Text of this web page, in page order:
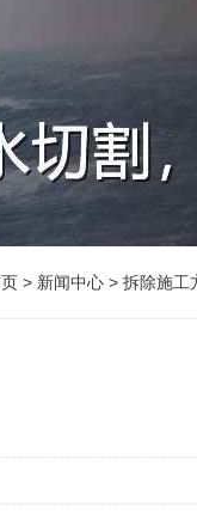
> 新闻中心 > 拆除施工